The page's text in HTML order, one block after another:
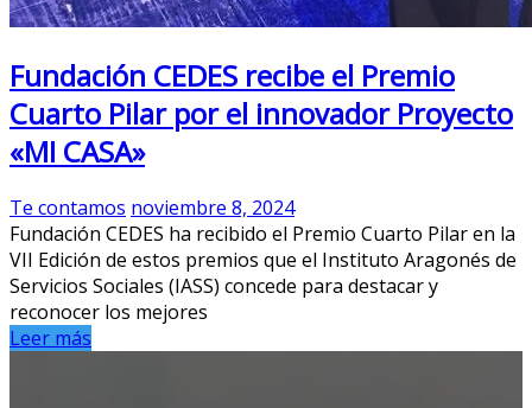
Fundación CEDES recibe el Premio
Cuarto Pilar por el innovador Proyecto
«MI CASA»
Te contamos noviembre 8, 2024
Fundación CEDES ha recibido el Premio Cuarto Pilar en la
VII Edición de estos premios que el Instituto Aragonés de
Servicios Sociales (IASS) concede para destacar y
reconocer los mejores
Leer más